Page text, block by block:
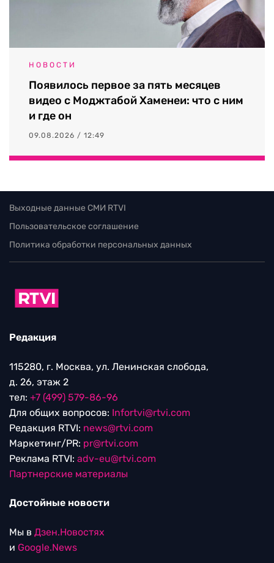
НОВОСТИ
Появилось первое за пять месяцев
видео с Моджтабой Хаменеи: что с ним
и где он
09.08.2026 / 12:49
Выходные данные СМИ RTVI
Пользовательское соглашение
Политика обработки персональных данных
Редакция
115280, г. Москва, ул. Ленинская слобода,
д. 26, этаж 2
тел: +7 (499) 579-86-96
Для общих вопросов: Infortvi@rtvi.com
Редакция RTVI: news@rtvi.com
Маркетинг/PR: pr@rtvi.com
Реклама RTVI: adv-eu@rtvi.com
Партнерские материалы
Достойные новости
Мы в Дзен.Новостях
и Google.News